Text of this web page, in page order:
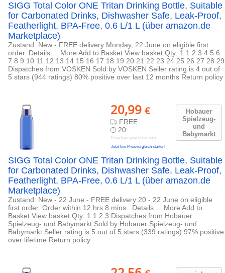
SIGG Total Color ONE Tritan Drinking Bottle, Suitable
for Carbonated Drinks, Dishwasher Safe, Leak-Proof,
Featherlight, BPA-Free, 0.6 L/1 L (über amazon.de
Marketplace)
Zustand: New - FREE delivery Monday, 22 June on eligible first
order. Details ... More Add to Basket View basket Qty: 1 1 2 3 4 5 6
7 8 9 10 11 12 13 14 15 16 17 18 19 20 21 22 23 24 25 26 27 28 29
Dispatches from VOSKEN Sold by VOSKEN Seller rating is 4 out of
5 stars (944 ratings) 80% positive over last 12 months Return policy
Hobauer
Spielzeug-
und
Babymarkt
20,99 €
FREE
20
Preis kann jetzt höher sein
Jetzt live Preisvergleich starten!
SIGG Total Color ONE Tritan Drinking Bottle, Suitable
for Carbonated Drinks, Dishwasher Safe, Leak-Proof,
Featherlight, BPA-Free, 0.6 L/1 L (über amazon.de
Marketplace)
Zustand: New - 22 June - FREE delivery 20 - 22 June on eligible
first order. Order within 12 hrs 8 mins . Details ... More Add to
Basket View basket Qty: 1 1 2 3 Dispatches from Hobauer
Spielzeug- und Babymarkt Sold by Hobauer Spielzeug- und
Babymarkt Seller rating is 5 out of 5 stars (339 ratings) 97% positive
over lifetime Return policy